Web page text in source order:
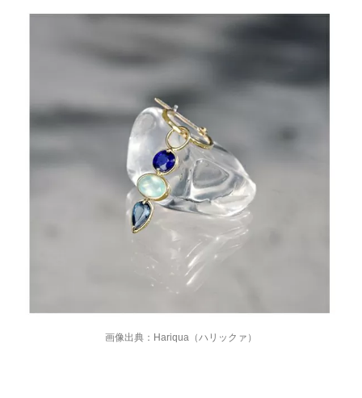
画像出典：Hariqua（ハリックァ）